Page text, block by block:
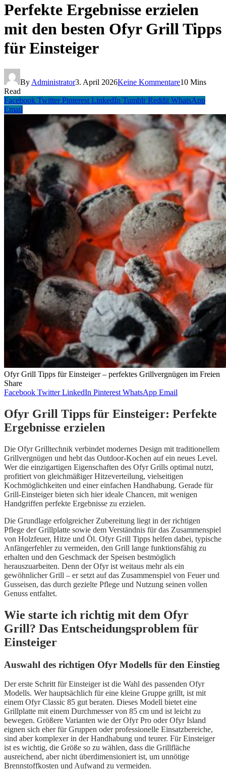
Perfekte Ergebnisse erzielen
mit den besten Ofyr Grill Tipps
für Einsteiger
By Administrator3. April 2026Keine Kommentare10 Mins
Read
Facebook Twitter Pinterest LinkedIn Tumblr Reddit WhatsApp
Email
Ofyr Grill Tipps für Einsteiger – perfektes Grillvergnügen im Freien
Share
Facebook Twitter LinkedIn Pinterest WhatsApp Email
Ofyr Grill Tipps für Einsteiger: Perfekte
Ergebnisse erzielen
Die Ofyr Grilltechnik verbindet modernes Design mit traditionellem
Grillvergnügen und hebt das Outdoor-Kochen auf ein neues Level.
Wer die einzigartigen Eigenschaften des Ofyr Grills optimal nutzt,
profitiert von gleichmäßiger Hitzeverteilung, vielseitigen
Kochmöglichkeiten und einer einfachen Handhabung. Gerade für
Grill-Einsteiger bieten sich hier ideale Chancen, mit wenigen
Handgriffen perfekte Ergebnisse zu erzielen.
Die Grundlage erfolgreicher Zubereitung liegt in der richtigen
Pflege der Grillplatte sowie dem Verständnis für das Zusammenspiel
von Holzfeuer, Hitze und Öl. Ofyr Grill Tipps helfen dabei, typische
Anfängerfehler zu vermeiden, den Grill lange funktionsfähig zu
erhalten und den Geschmack der Speisen bestmöglich
herauszuarbeiten. Denn der Ofyr ist weitaus mehr als ein
gewöhnlicher Grill – er setzt auf das Zusammenspiel von Feuer und
Gusseisen, das durch gezielte Pflege und Nutzung seinen vollen
Genuss entfaltet.
Wie starte ich richtig mit dem Ofyr
Grill? Das Entscheidungsproblem für
Einsteiger
Auswahl des richtigen Ofyr Modells für den Einstieg
Der erste Schritt für Einsteiger ist die Wahl des passenden Ofyr
Modells. Wer hauptsächlich für eine kleine Gruppe grillt, ist mit
einem Ofyr Classic 85 gut beraten. Dieses Modell bietet eine
Grillplatte mit einem Durchmesser von 85 cm und ist leicht zu
bewegen. Größere Varianten wie der Ofyr Pro oder Ofyr Island
eignen sich eher für Gruppen oder professionelle Einsatzbereiche,
sind aber komplexer in der Handhabung und teurer. Für Einsteiger
ist es wichtig, die Größe so zu wählen, dass die Grillfläche
ausreichend, aber nicht überdimensioniert ist, um unnötige
Brennstoffkosten und Aufwand zu vermeiden.